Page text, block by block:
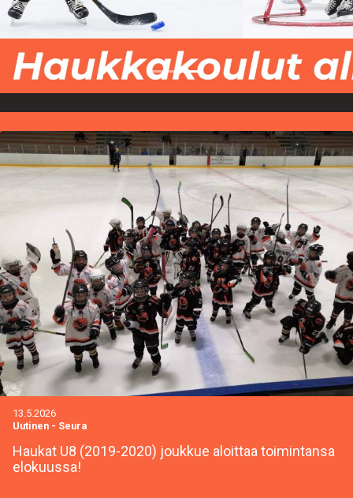
13.5.2026
Uutinen - Seura
Haukat U8 (2019-2020) joukkue aloittaa toimintansa
elokuussa!